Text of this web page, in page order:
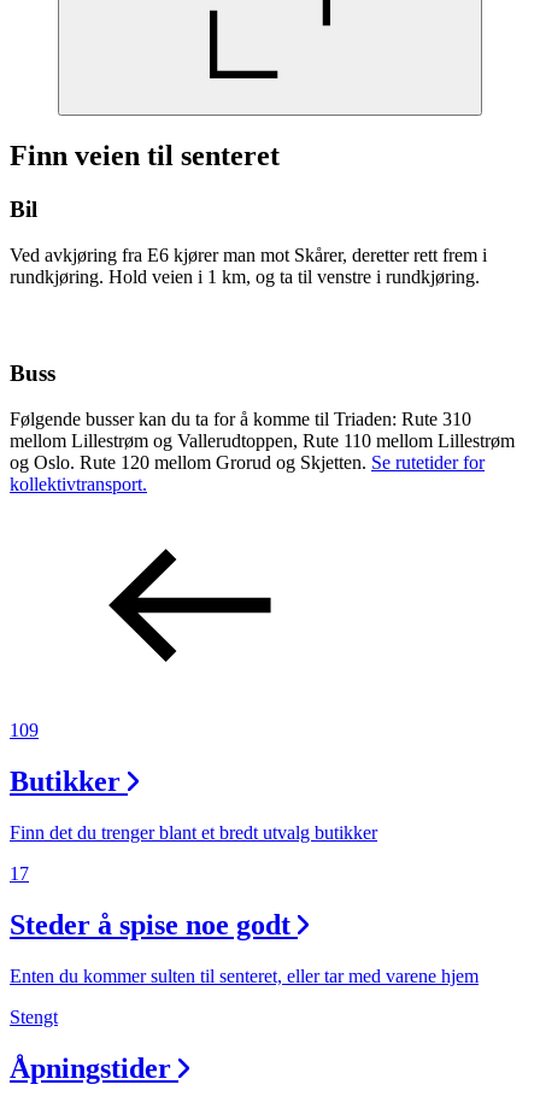
Finn veien til senteret
Bil
Ved avkjøring fra E6 kjører man mot Skårer, deretter rett frem i
rundkjøring. Hold veien i 1 km, og ta til venstre i rundkjøring.
Buss
Følgende busser kan du ta for å komme til Triaden: Rute 310
mellom Lillestrøm og Vallerudtoppen, Rute 110 mellom Lillestrøm
og Oslo. Rute 120 mellom Grorud og Skjetten. Se rutetider for
kollektivtransport.
109
Butikker
Finn det du trenger blant et bredt utvalg butikker
17
Steder å spise noe godt
Enten du kommer sulten til senteret, eller tar med varene hjem
Stengt
Åpningstider